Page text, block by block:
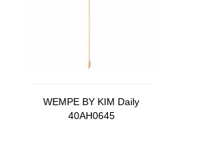
WEMPE BY KIM Daily
40AH0645